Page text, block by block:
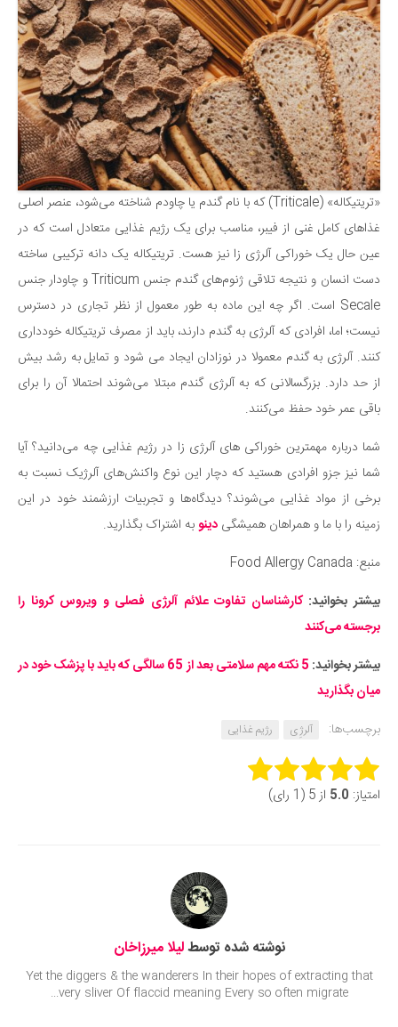
«تریتیکاله» (Triticale) که با نام گندم یا چاودم شناخته می‌شود، عنصر اصلی
غذاهای کامل غنی از فیبر، مناسب برای یک رژیم غذایی متعادل است که در
عین حال یک خوراکی آلرژی زا نیز هست. تریتیکاله یک دانه ترکیبی ساخته
دست انسان و نتیجه تلاقی ژنوم‌های گندم جنس Triticum و چاودار جنس
Secale است. اگر چه این ماده به طور معمول از نظر تجاری در دسترس
نیست؛ اما، افرادی که آلرژی به گندم دارند، باید از مصرف تریتیکاله خودداری
کنند. آلرژی به گندم معمولا در نوزادان ایجاد می شود و تمایل به رشد بیش
از حد دارد. بزرگسالانی که به آلرژی گندم مبتلا می‌شوند احتمالا آن را برای
باقی عمر خود حفظ می‌کنند.
شما درباره مهمترین خوراکی های آلرژی زا در رژیم غذایی چه می‌دانید؟ آیا
شما نیز جزو افرادی هستید که دچار این نوع واکنش‌های آلرژیک نسبت به
برخی از مواد غذایی می‌شوند؟ دیدگاه‌ها و تجربیات ارزشمند خود در این
زمینه را با ما و همراهان همیشگی دینوبه اشتراک بگذارید.
منبع: Food Allergy Canada
بیشتر بخوانید:کارشناسان تفاوت علائم آلرژی فصلی و ویروس کرونا را
برجسته می‌کنند
بیشتر بخوانید:
5 نکته مهم سلامتی بعد از 65 سالگی که باید با پزشک خود در
میان بگذارید
برچسب‌ها:
آلرژِی رژیم غذایی
Rate this item:
امتیاز: 5.0 از 5 (1 رای)
نوشته شده توسطلیلا میرزاخان
Yet the diggers & the wanderers In their hopes of extracting that
very sliver Of flaccid meaning Every so often migrate...